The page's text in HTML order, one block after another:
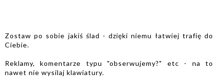
Zostaw po sobie jakiś ślad - dzięki niemu łatwiej trafię do
Ciebie.
Reklamy, komentarze typu "obserwujemy?" etc - na to
nawet nie wysilaj klawiatury.